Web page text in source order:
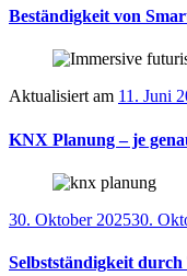
Beständigkeit von
Aktualisiert am 11. Juni
KNX Planung – je
30. Oktober 202530.
Selbstständigkeit